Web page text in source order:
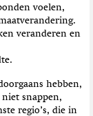
voelen,
veranderen en
hebben,
snappen,
regio’s, die in